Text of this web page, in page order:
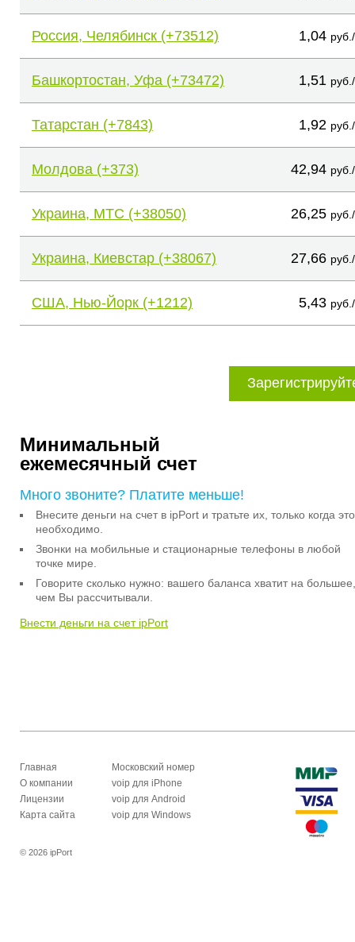
Россия, Челябинск (+73512) 1,04
Башкортостан, Уфа (+73472) 1,51
Татарстан (+7843) 1,92
Молдова (+373) 42,94
Украина, МТС (+38050) 26,25
Украина, Киевстар (+38067) 27,66
США, Нью-Йорк (+1212) 5,43
Минимальный
ежемесячный счет
Много звоните? Платите меньше!
Внесите деньги на счет в ipPort и тратьте их, только когда это
необходимо.
Звонки на мобильные и стационарные телефоны в любой
точке мире.
Говорите сколько нужно: вашего баланса хватит на большее,
чем Вы рассчитывали.
Внести деньги на счет ipPort
Главная
О компании
Лицензии
Карта сайта
Московский номер
voip для iPhone
voip для Android
voip для Windows
© 2026 ipPort